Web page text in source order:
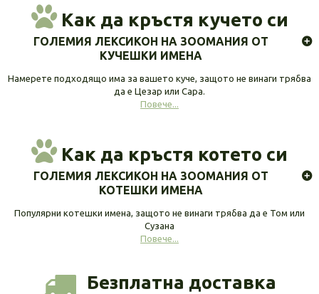
Как да кръстя кучето си
ГОЛЕМИЯ ЛЕКСИКОН НА ЗООМАНИЯ ОТ
КУЧЕШКИ ИМЕНА
Намерете подходящо има за вашето куче, защото не винаги трябва
да е Цезар или Сара.
Повече...
Как да кръстя котето си
ГОЛЕМИЯ ЛЕКСИКОН НА ЗООМАНИЯ ОТ
КОТЕШКИ ИМЕНА
Популярни котешки имена, защото не винаги трябва да е Том или
Сузана
Повече...
Безплатна доставка